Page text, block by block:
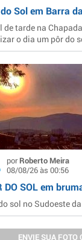
Sol em Barra
de tarde na
o dia um pôr do
porRoberto Meira
08/08/26 às 00:56
DO SOL em
sol no Sudoeste
ENVIE SUA FOTO